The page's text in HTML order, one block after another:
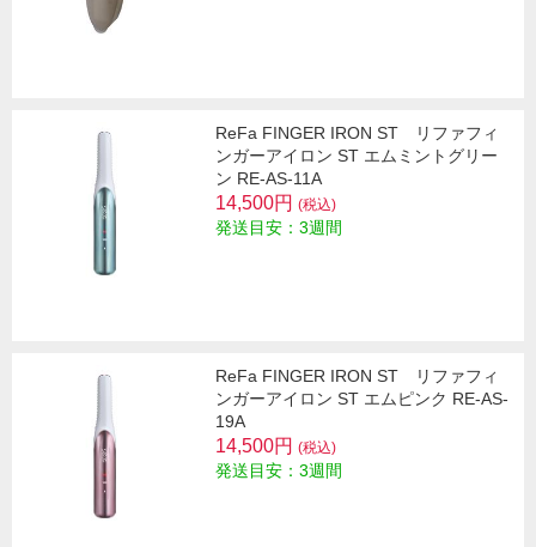
ReFa FINGER IRON ST リファフィ
ンガーアイロン ST エムミントグリー
ン RE-AS-11A
14,500円 (税込)
発送目安：3週間
ReFa FINGER IRON ST リファフィ
ンガーアイロン ST エムピンク RE-AS-
19A
14,500円 (税込)
発送目安：3週間